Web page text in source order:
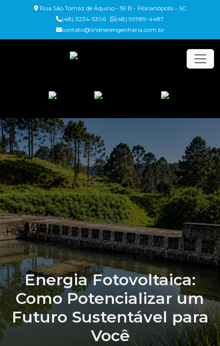
Rua São Tomáz de Aquino - 59 B - Florianópolis - SC
(48) 3234-5306
(48) 99989-4487
contato@lindnerengenharia.com.br
HomeBlog
Energia Fotovoltaica: Como Potencializar um Futuro
Sustentável para Você
Energia Fotovoltaica:
Como Potencializar um
Futuro Sustentável para
Você